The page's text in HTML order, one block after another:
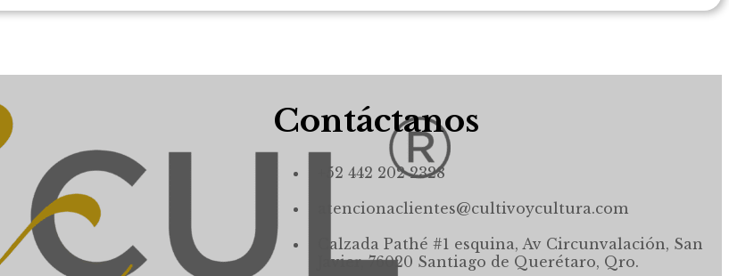
Contáctanos
+52 442 202 2328
atencionaclientes@cultivoycultura.com
Calzada Pathé #1 esquina, Av Circunvalación, San
Javier, 76020 Santiago de Querétaro, Qro.